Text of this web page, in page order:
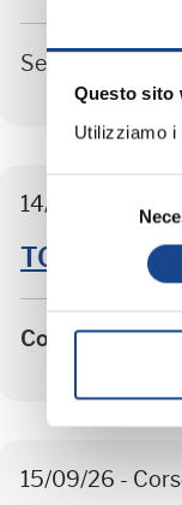
Questo sito
Utilizziamo
del
consenso
Seminario di
14/09/26 -
TORRE DEL
Corso
15/09/26 -